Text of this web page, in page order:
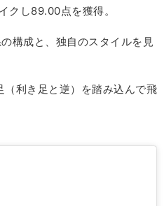
クし89.00点を獲得。
構成と、独自のスタイルを見
利き足と逆）を踏み込んで飛